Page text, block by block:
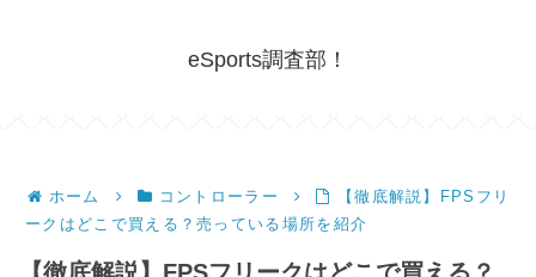
eSports調査部！
ホーム コントローラー
【徹底解説】FPSフリ
ークはどこで買える？売っている場所を紹介